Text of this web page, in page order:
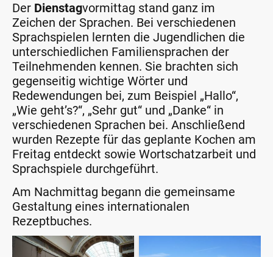
Der Dienstagvormittag stand ganz im
Zeichen der Sprachen. Bei verschiedenen
Sprachspielen lernten die Jugendlichen die
unterschiedlichen Familiensprachen der
Teilnehmenden kennen. Sie brachten sich
gegenseitig wichtige Wörter und
Redewendungen bei, zum Beispiel „Hallo“,
„Wie geht’s?“, „Sehr gut“ und „Danke“ in
verschiedenen Sprachen bei. Anschließend
wurden Rezepte für das geplante Kochen am
Freitag entdeckt sowie Wortschatzarbeit und
Sprachspiele durchgeführt.
Am Nachmittag begann die gemeinsame
Gestaltung eines internationalen
Rezeptbuches.